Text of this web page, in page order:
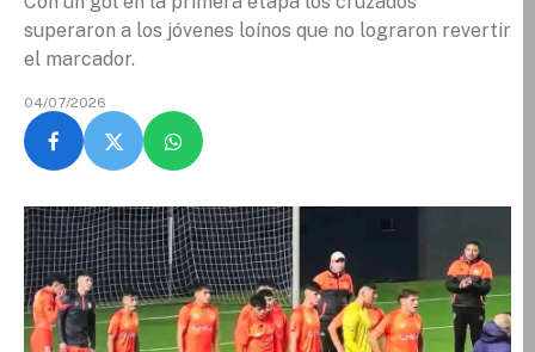
superaron a los jóvenes loínos que no lograron revertir
el marcador.
04/07/2026